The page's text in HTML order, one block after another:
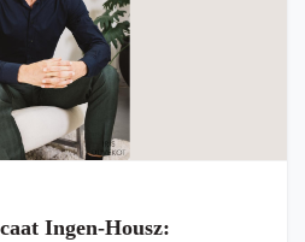
Ingen-Housz: